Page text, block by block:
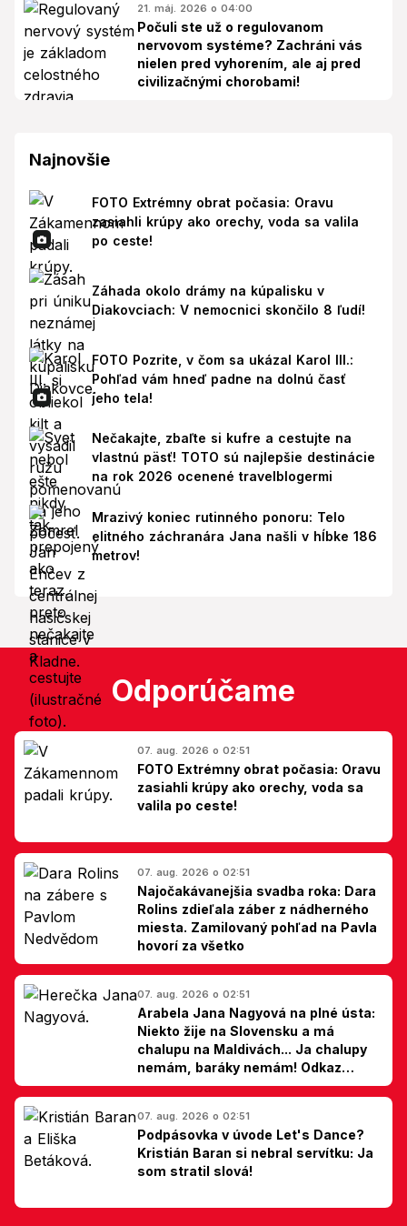
21. máj. 2026 o 04:00
Počuli ste už o regulovanom
nervovom systéme? Zachráni vás
nielen pred vyhorením, ale aj pred
civilizačnými chorobami!
Najnovšie
FOTO Extrémny obrat počasia: Oravu
zasiahli krúpy ako orechy, voda sa valila
po ceste!
Záhada okolo drámy na kúpalisku v
Diakovciach: V nemocnici skončilo 8 ľudí!
FOTO Pozrite, v čom sa ukázal Karol III.:
Pohľad vám hneď padne na dolnú časť
jeho tela!
Nečakajte, zbaľte si kufre a cestujte na
vlastnú päsť! TOTO sú najlepšie destinácie
na rok 2026 ocenené travelblogermi
Mrazivý koniec rutinného ponoru: Telo
elitného záchranára Jana našli v hĺbke 186
metrov!
Odporúčame
07. aug. 2026 o 02:51
FOTO Extrémny obrat počasia: Oravu
zasiahli krúpy ako orechy, voda sa
valila po ceste!
07. aug. 2026 o 02:51
Najočakávanejšia svadba roka: Dara
Rolins zdieľala záber z nádherného
miesta. Zamilovaný pohľad na Pavla
hovorí za všetko
07. aug. 2026 o 02:51
Arabela Jana Nagyová na plné ústa:
Niekto žije na Slovensku a má
chalupu na Maldivách... Ja chalupy
nemám, baráky nemám! Odkaz
Slovákom
07. aug. 2026 o 02:51
Podpásovka v úvode Let's Dance?
Kristián Baran si nebral servítku: Ja
som stratil slová!